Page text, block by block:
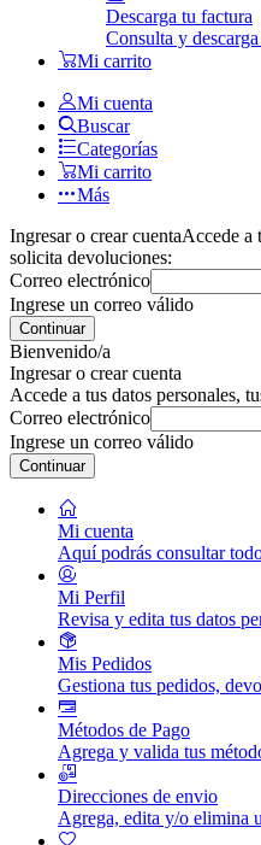
Descarga tu factura
Consulta y
Mi carrito
Mi cuenta
Buscar
Categorías
Mi carrito
Más
Ingresar o crear cuentaAccede a
solicita devoluciones:
Correo electrónico
Ingrese un correo válido
Continuar
Bienvenido/a
Ingresar o crear cuenta
Accede a tus datos personales,
Correo electrónico
Ingrese un correo válido
Continuar
Mi cuenta
Aquí podrás consultar
Mi Perfil
Revisa y edita tus datos
Mis Pedidos
Gestiona tus pedidos,
Métodos de Pago
Agrega y valida tus
Direcciones de envio
Agrega, edita y/o elimina